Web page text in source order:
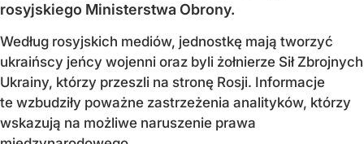
rosyjskiego Ministerstwa Obrony.
Według rosyjskich mediów, jednostkę mają tworzyć
ukraińscy jeńcy wojenni oraz byli żołnierze Sił Zbrojnych
Ukrainy, którzy przeszli na stronę Rosji. Informacje
te wzbudziły poważne zastrzeżenia analityków, którzy
wskazują na możliwe naruszenie prawa